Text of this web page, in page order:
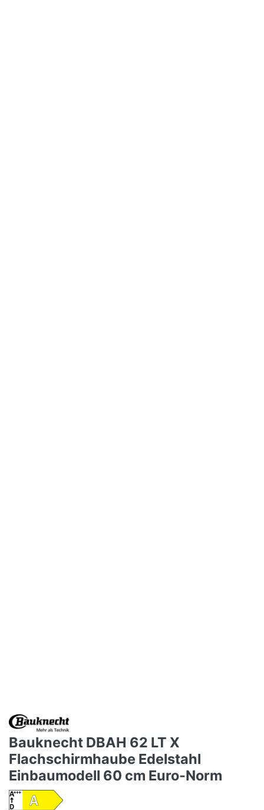
Bauknecht DBAH 62 LT X
Flachschirmhaube Edelstahl
Einbaumodell 60 cm Euro-Norm